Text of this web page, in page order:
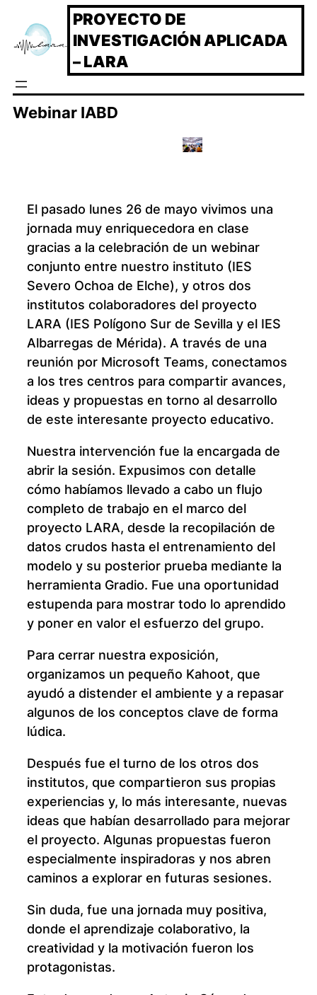
contenido
PROYECTO DE
INVESTIGACIÓN APLICADA
– LARA
Webinar IABD
El pasado lunes 26 de mayo vivimos una
jornada muy enriquecedora en clase
gracias a la celebración de un webinar
conjunto entre nuestro instituto (IES
Severo Ochoa de Elche), y otros dos
institutos colaboradores del proyecto
LARA (IES Polígono Sur de Sevilla y el IES
Albarregas de Mérida). A través de una
reunión por Microsoft Teams, conectamos
a los tres centros para compartir avances,
ideas y propuestas en torno al desarrollo
de este interesante proyecto educativo.
Nuestra intervención fue la encargada de
abrir la sesión. Expusimos con detalle
cómo habíamos llevado a cabo un flujo
completo de trabajo en el marco del
proyecto LARA, desde la recopilación de
datos crudos hasta el entrenamiento del
modelo y su posterior prueba mediante la
herramienta Gradio. Fue una oportunidad
estupenda para mostrar todo lo aprendido
y poner en valor el esfuerzo del grupo.
Para cerrar nuestra exposición,
organizamos un pequeño Kahoot, que
ayudó a distender el ambiente y a repasar
algunos de los conceptos clave de forma
lúdica.
Después fue el turno de los otros dos
institutos, que compartieron sus propias
experiencias y, lo más interesante, nuevas
ideas que habían desarrollado para mejorar
el proyecto. Algunas propuestas fueron
especialmente inspiradoras y nos abren
caminos a explorar en futuras sesiones.
Sin duda, fue una jornada muy positiva,
donde el aprendizaje colaborativo, la
creatividad y la motivación fueron los
protagonistas.